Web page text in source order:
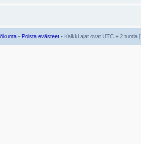
• Poista evästeet • Kaikki ajat ovat UTC + 2 tuntia [